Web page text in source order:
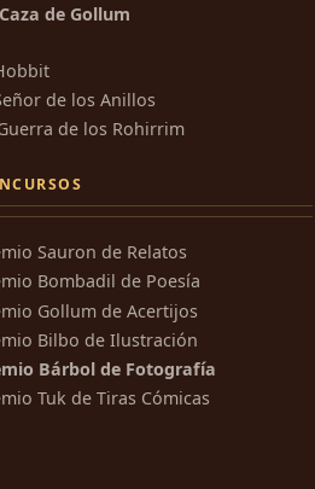
de Gollum
de los Anillos
de los Rohirrim
Sauron de Relatos
Bombadil de Poesía
Gollum de Acertijos
Bilbo de Ilustración
Bárbol de Fotografía
Tuk de Tiras Cómicas